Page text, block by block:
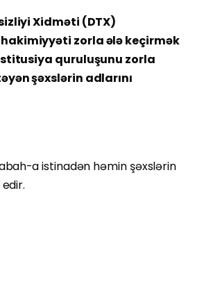
Xidməti (DTX)
zorla ələ keçirmək
quruluşunu zorla
şəxslərin adlarını
a istinadən həmin şəxslərin
edir.